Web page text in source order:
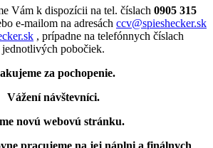
Vám k dispozícii na tel. číslach 0905 315
e-mailom na adresách ccv@spieshecker.sk
, prípadne na telefónnych číslach
jednotlivých pobočiek.
za pochopenie.
Vážení návštevníci.
novú webovú stránku.